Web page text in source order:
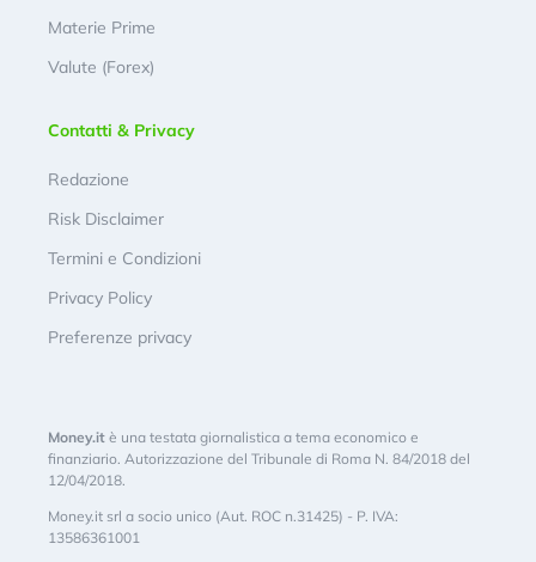
Materie Prime
Valute (Forex)
Contatti & Privacy
Redazione
Risk Disclaimer
Termini e Condizioni
Privacy Policy
Preferenze privacy
Money.it è una testata giornalistica a tema economico e
finanziario. Autorizzazione del Tribunale di Roma N. 84/2018 del
12/04/2018.
Money.it srl a socio unico (Aut. ROC n.31425) - P. IVA:
13586361001